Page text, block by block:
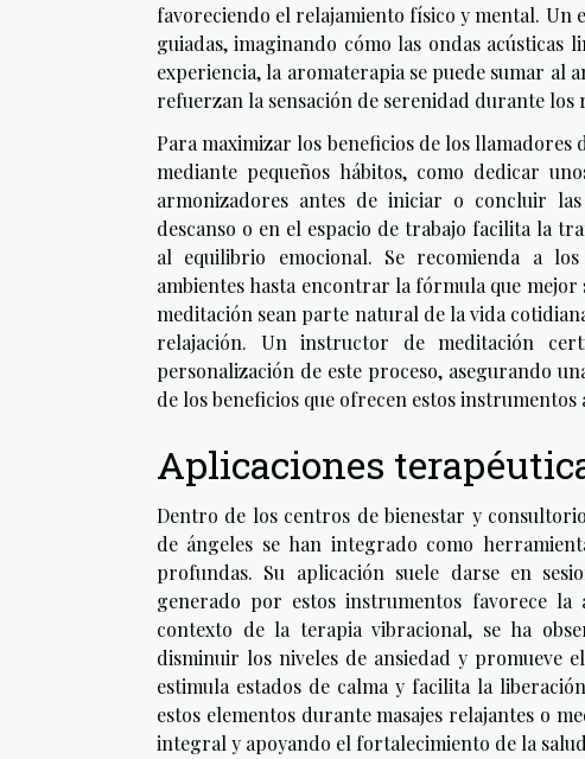
favoreciendo el relajamiento físico y mental. Un
guiadas, imaginando cómo las ondas
experiencia, la aromaterapia se puede sumar al
refuerzan la sensación de serenidad durante los
Para maximizar los beneficios de los
mediante pequeños hábitos, como dedicar
armonizadores antes de iniciar o concluir
descanso o en el espacio de trabajo facilita la
al equilibrio emocional. Se recomienda a
ambientes hasta encontrar la fórmula que mejor
meditación sean parte natural de la vida
relajación. Un instructor de meditación
personalización de este proceso, asegurando
de los beneficios que ofrecen estos instrumentos
Aplicaciones
Dentro de los centros de bienestar y
de ángeles se han integrado como
profundas. Su aplicación suele darse en
generado por estos instrumentos favorece
contexto de la terapia vibracional, se ha
disminuir los niveles de ansiedad y promueve
estimula estados de calma y facilita la
estos elementos durante masajes relajantes o
integral y apoyando el fortalecimiento de la